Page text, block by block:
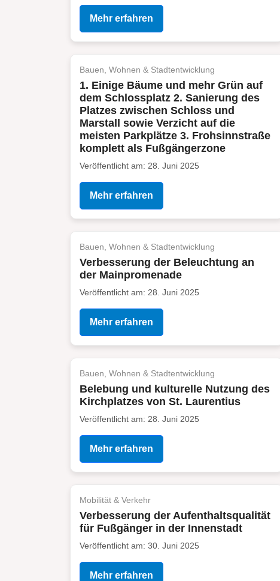
Mehr erfahren
Bauen, Wohnen & Stadtentwicklung
1. Einige Bäume und mehr Grün auf
dem Schlossplatz 2. Sanierung des
Platzes zwischen Schloss und
Marstall sowie Verzicht auf die
meisten Parkplätze 3. Frohsinnstraße
komplett als Fußgängerzone
Veröffentlicht am: 28. Juni 2025
Mehr erfahren
Bauen, Wohnen & Stadtentwicklung
Verbesserung der Beleuchtung an
der Mainpromenade
Veröffentlicht am: 28. Juni 2025
Mehr erfahren
Bauen, Wohnen & Stadtentwicklung
Belebung und kulturelle Nutzung des
Kirchplatzes von St. Laurentius
Veröffentlicht am: 28. Juni 2025
Mehr erfahren
Mobilität & Verkehr
Verbesserung der Aufenthaltsqualität
für Fußgänger in der Innenstadt
Veröffentlicht am: 30. Juni 2025
Mehr erfahren